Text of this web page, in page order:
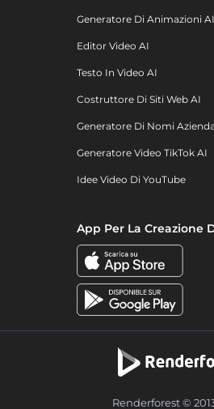
Generatore Di Animazioni AI
Editor Video AI
Testo In Video AI
Costruttore Di Siti Web AI
Generatore Di Nomi
Generatore Video TikTok AI
Idee Video Di YouTube
App Per La Creazione
Renderforest ©